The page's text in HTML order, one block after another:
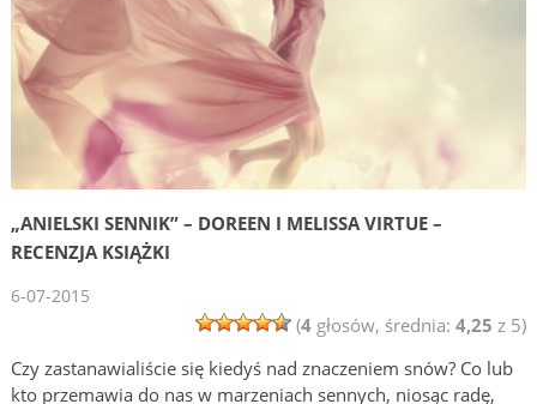
„ANIELSKI SENNIK” – DOREEN I MELISSA VIRTUE –
RECENZJA KSIĄŻKI
6-07-2015
(4głosów, średnia: 4,25 z 5)
Czy zastanawialiście się kiedyś nad znaczeniem snów? Co lub
kto przemawia do nas w marzeniach sennych, niosąc radę,